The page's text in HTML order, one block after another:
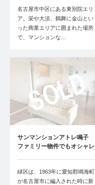
名古屋市中区にある東別院エリ
ア。栄や大須、鶴舞に金山とい
った商業エリアに囲まれた場所
で、マンションな…
サンマンションアトレ鳴子
ファミリー物件でもオシャレ
緑区は、1963年に愛知郡鳴海町
が名古屋市に編入された時に新